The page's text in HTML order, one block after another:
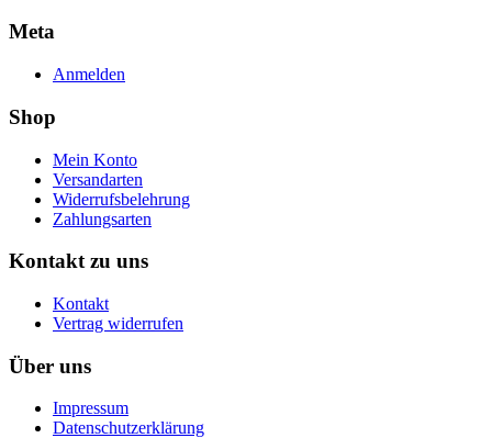
Meta
Anmelden
Shop
Mein Konto
Versandarten
Widerrufsbelehrung
Zahlungsarten
Kontakt zu uns
Kontakt
Vertrag widerrufen
Über uns
Impressum
Datenschutzerklärung